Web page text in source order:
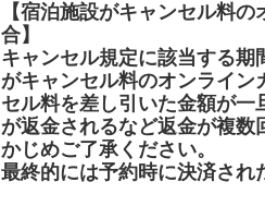
【宿泊施設がキャンセル料
合】
キャンセル規定に該当する
がキャンセル料のオンライ
セル料を差し引いた金額が
が返金されるなど返金が複
かじめご了承ください。
最終的には予約時に決済され